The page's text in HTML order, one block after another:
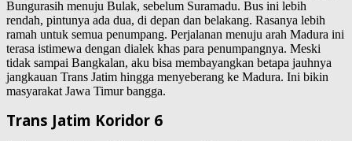
Bungurasih menuju Bulak, sebelum Suramadu. Bus ini lebih
rendah, pintunya ada dua, di depan dan belakang. Rasanya lebih
ramah untuk semua penumpang. Perjalanan menuju arah Madura ini
terasa istimewa dengan dialek khas para penumpangnya. Meski
tidak sampai Bangkalan, aku bisa membayangkan betapa jauhnya
jangkauan Trans Jatim hingga menyeberang ke Madura. Ini bikin
masyarakat Jawa Timur bangga.
Trans Jatim Koridor 6